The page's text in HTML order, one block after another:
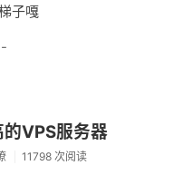
子嘎
VPS服务器
11798 次阅读